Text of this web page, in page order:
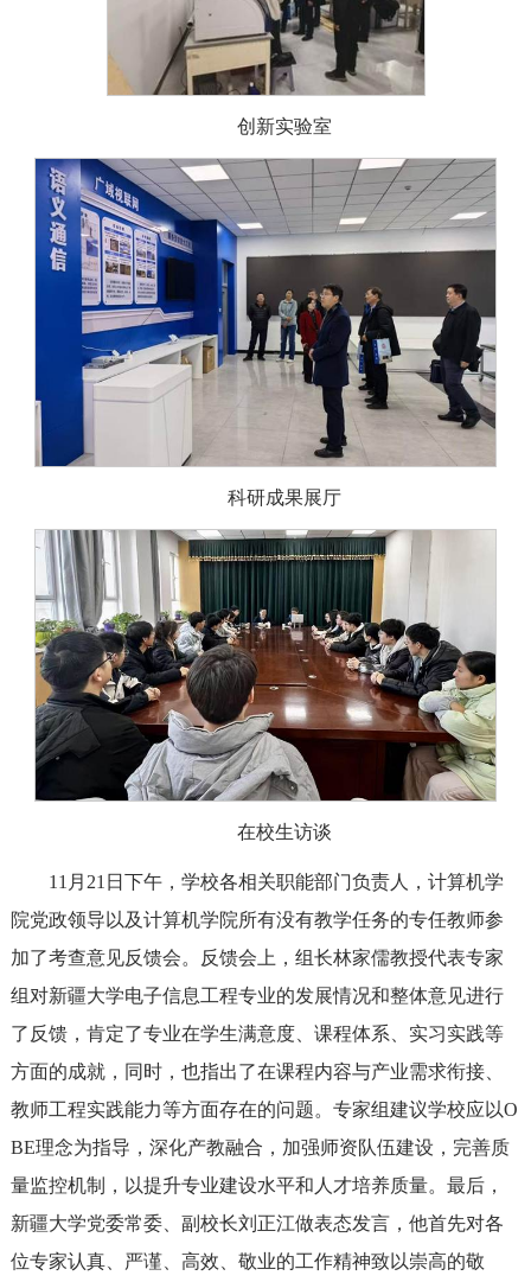
创新实验室
科研成果展厅
在校生访谈
11月21日下午，学校各相关职能部门负责人，计算机学
院党政领导以及计算机学院所有没有教学任务的专任教师参
加了考查意见反馈会。反馈会上，组长林家儒教授代表专家
组对新疆大学电子信息工程专业的发展情况和整体意见进行
了反馈，肯定了专业在学生满意度、课程体系、实习实践等
方面的成就，同时，也指出了在课程内容与产业需求衔接、
教师工程实践能力等方面存在的问题。专家组建议学校应以O
BE理念为指导，深化产教融合，加强师资队伍建设，完善质
量监控机制，以提升专业建设水平和人才培养质量。最后，
新疆大学党委常委、副校长刘正江做表态发言，他首先对各
位专家认真、严谨、高效、敬业的工作精神致以崇高的敬